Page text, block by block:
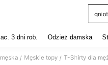
3 dni rob. Odzież damska
/ Męskie topy / T-Shirty dla